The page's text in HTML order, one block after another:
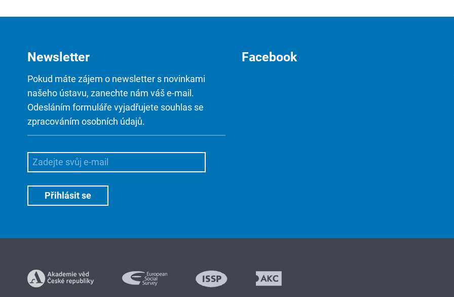
Newsletter
Pokud máte zájem o newsletter s novinkami
našeho ústavu, zanechte nám váš e-mail.
Odesláním formuláře vyjadřujete souhlas se
zpracováním osobních údajů.
Facebook